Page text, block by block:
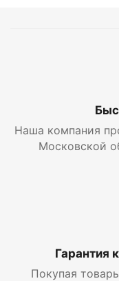
Наша компания
Московской
Гарантия
Покупая